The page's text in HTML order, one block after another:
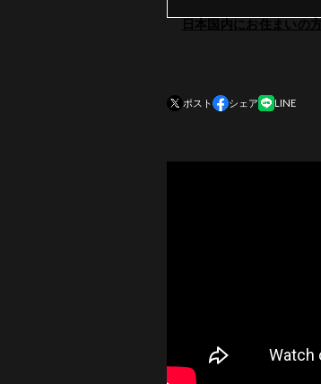
日本国内にお住まいの
ポスト シェア LINE